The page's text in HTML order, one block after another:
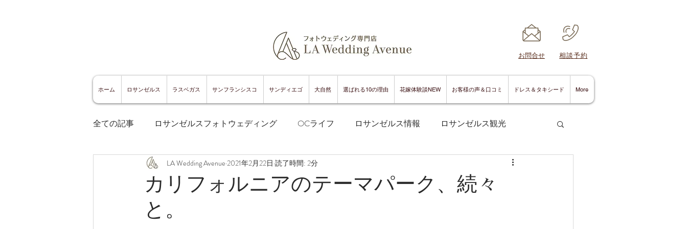
​お問合せ ​相談予約
ホーム ロサンゼルス ラスベガス サンフランシスコ サンディエゴ 大自然 選ばれる10の理由 花嫁体験談NEW お客様の声＆口コミ ドレス＆タキシード More
全ての記事 ロサンゼルスフォトウェディング OCライフ ロサンゼルス情報 ロサンゼルス観光
ロサンゼルスグルメ サンフランシスコフォトウェディング
サンフランシスコ観光
カリフォルニアのテーマパーク、続々
と。
LA Wedding Avenue 2021年2月22日 読了時間: 2分